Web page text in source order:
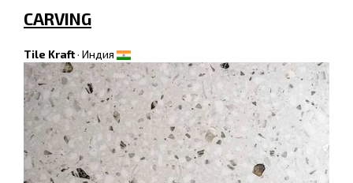
CARVING
Tile Kraft· Индия